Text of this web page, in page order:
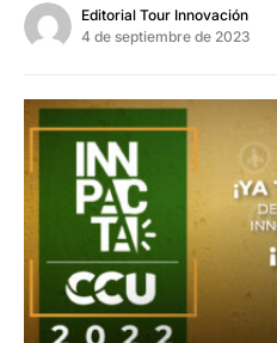
Editorial Tour Innovación
4 de septiembre de 2023